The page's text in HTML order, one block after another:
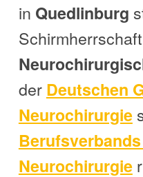
in Quedlinburg
der Deutschen
Neurochirurgie
Neurochirurgie